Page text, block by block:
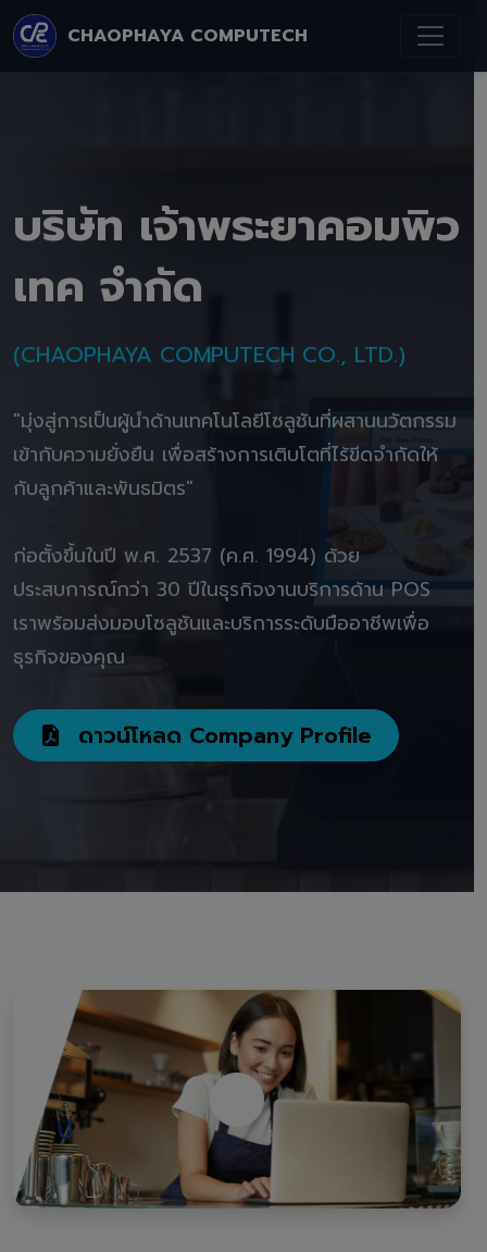
CHAOPHAYA COMPUTECH
บริษัท เจ้าพระยาคอมพิว
เทค จำกัด
(CHAOPHAYA COMPUTECH CO., LTD.)
"มุ่งสู่การเป็นผู้นำด้านเทคโนโลยีโซลูชันที่ผสานนวัตกรรม
เข้ากับความยั่งยืน เพื่อสร้างการเติบโตที่ไร้ขีดจำกัดให้
กับลูกค้าและพันธมิตร"
ก่อตั้งขึ้นในปี พ.ศ. 2537 (ค.ศ. 1994) ด้วย
ประสบการณ์กว่า 30 ปีในธุรกิจงานบริการด้าน POS
เราพร้อมส่งมอบโซลูชันและบริการระดับมืออาชีพเพื่อ
ธุรกิจของคุณ
ดาวน์โหลด Company Profile